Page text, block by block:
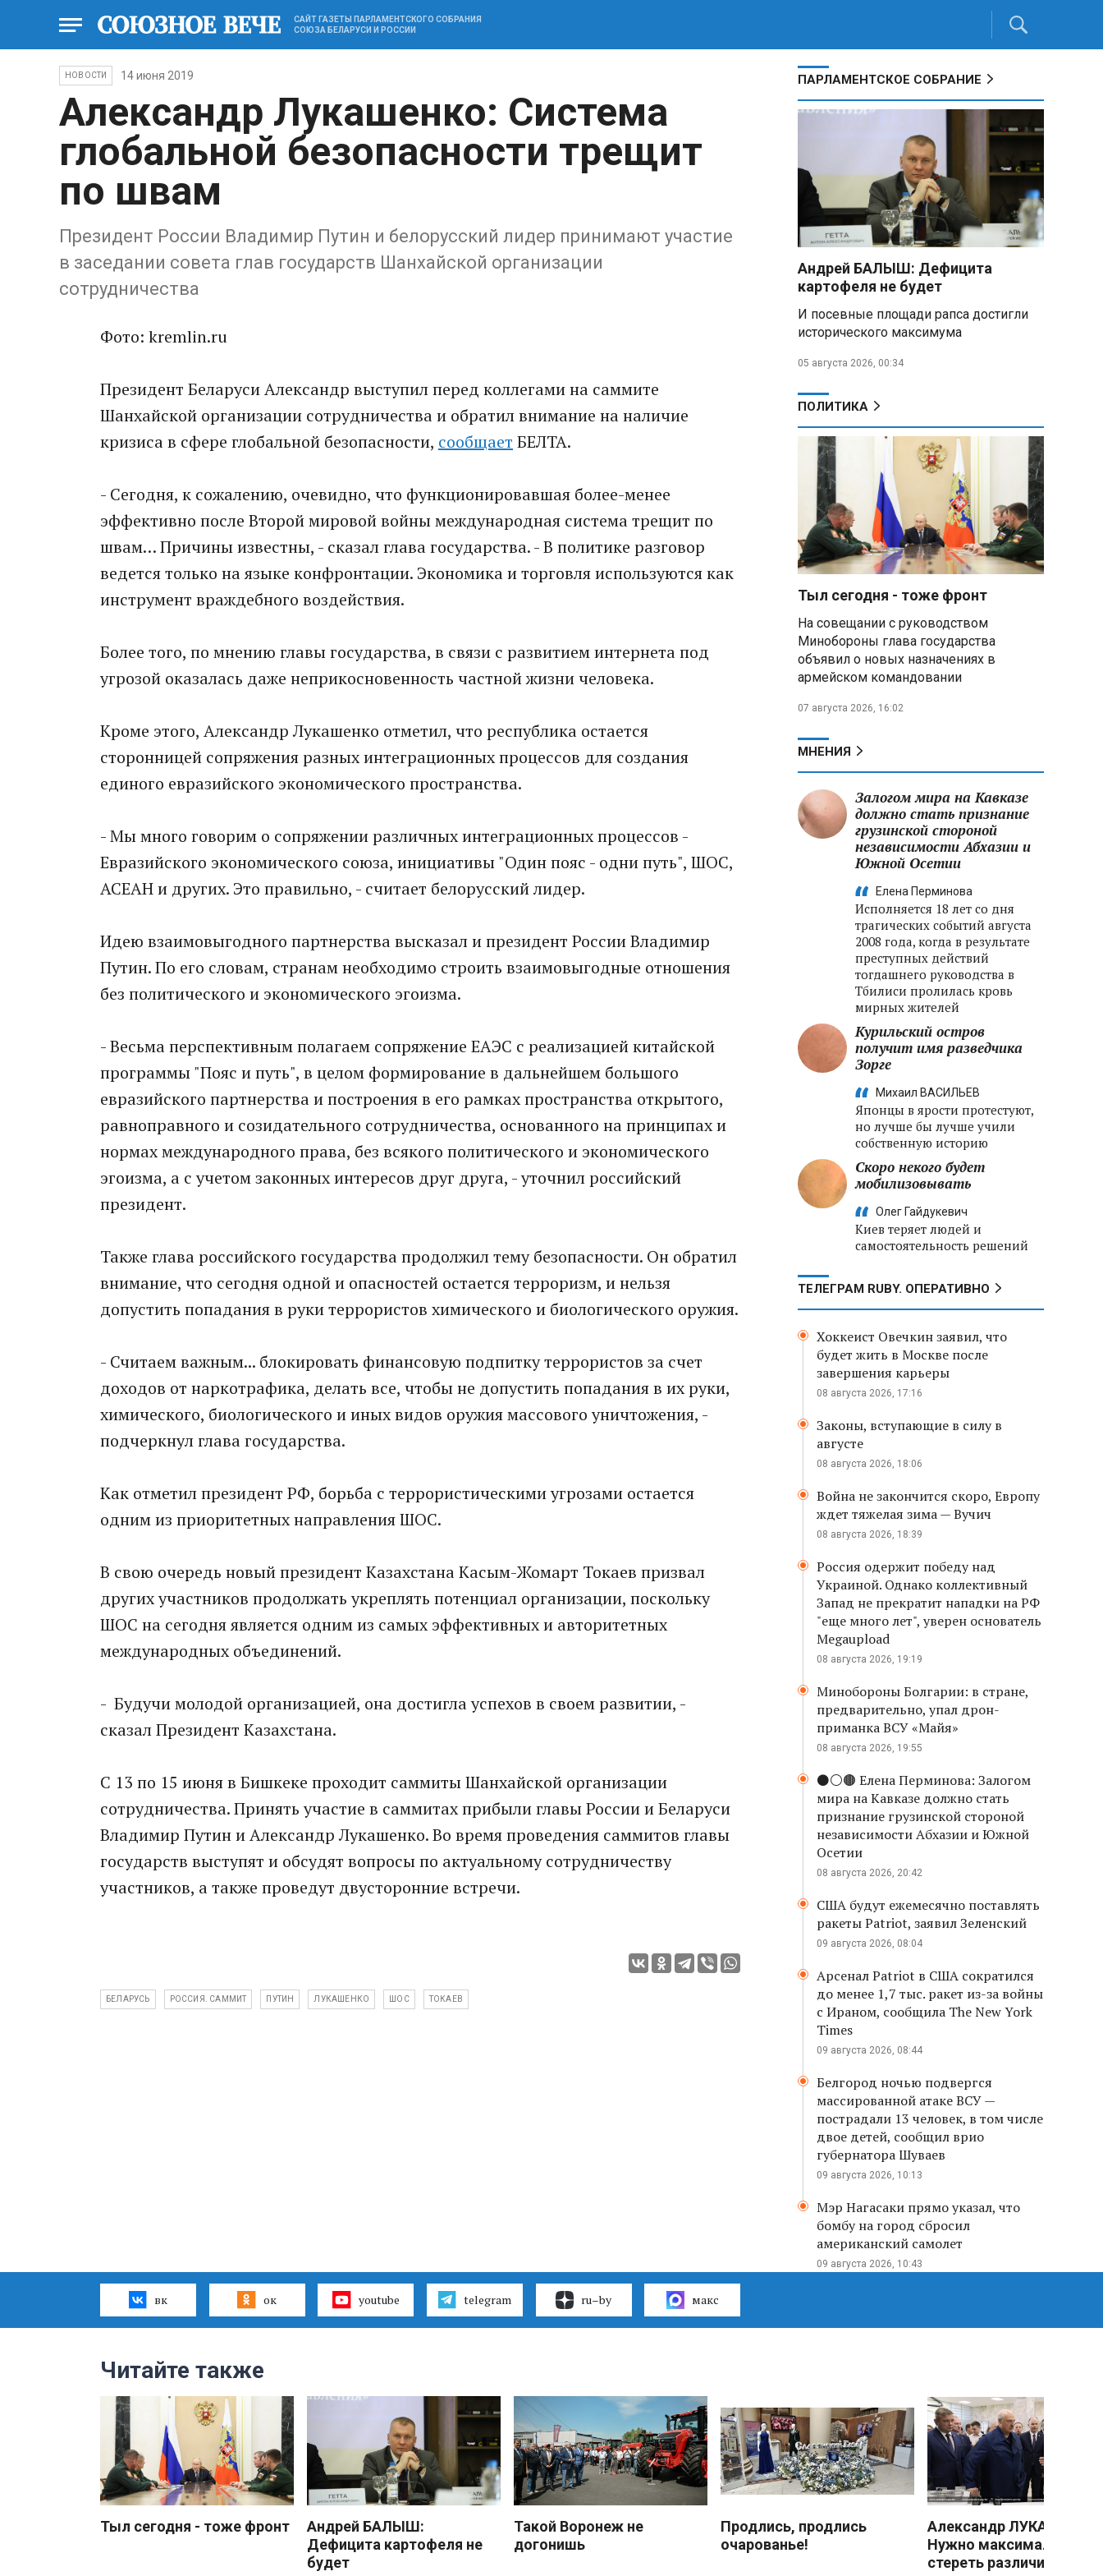
САЙТ ГАЗЕТЫ ПАРЛАМЕНТСКОГО СОБРАНИЯ
СОЮЗА БЕЛАРУСИ И РОССИИ
НОВОСТИ 14 июня 2019
Александр Лукашенко: Система
глобальной безопасности трещит
по швам
Президент России Владимир Путин и белорусский лидер принимают участие
в заседании совета глав государств Шанхайской организации
сотрудничества
Фото: kremlin.ru
Президент Беларуси Александр выступил перед коллегами на саммите
Шанхайской организации сотрудничества и обратил внимание на наличие
кризиса в сфере глобальной безопасности, сообщает БЕЛТА.
- Сегодня, к сожалению, очевидно, что функционировавшая более-менее
эффективно после Второй мировой войны международная система трещит по
швам… Причины известны, - сказал глава государства. - В политике разговор
ведется только на языке конфронтации. Экономика и торговля используются как
инструмент враждебного воздействия.
Более того, по мнению главы государства, в связи с развитием интернета под
угрозой оказалась даже неприкосновенность частной жизни человека.
Кроме этого, Александр Лукашенко отметил, что республика остается
сторонницей сопряжения разных интеграционных процессов для создания
единого евразийского экономического пространства.
- Мы много говорим о сопряжении различных интеграционных процессов -
Евразийского экономического союза, инициативы "Один пояс - одни путь", ШОС,
АСЕАН и других. Это правильно, - считает белорусский лидер.
Идею взаимовыгодного партнерства высказал и президент России Владимир
Путин. По его словам, странам необходимо строить взаимовыгодные отношения
без политического и экономического эгоизма.
- Весьма перспективным полагаем сопряжение ЕАЭС с реализацией китайской
программы "Пояс и путь", в целом формирование в дальнейшем большого
евразийского партнерства и построения в его рамках пространства открытого,
равноправного и созидательного сотрудничества, основанного на принципах и
нормах международного права, без всякого политического и экономического
эгоизма, а с учетом законных интересов друг друга, - уточнил российский
президент.
Также глава российского государства продолжил тему безопасности. Он обратил
внимание, что сегодня одной и опасностей остается терроризм, и нельзя
допустить попадания в руки террористов химического и биологического оружия.
- Считаем важным... блокировать финансовую подпитку террористов за счет
доходов от наркотрафика, делать все, чтобы не допустить попадания в их руки,
химического, биологического и иных видов оружия массового уничтожения, -
подчеркнул глава государства.
Как отметил президент РФ, борьба с террористическими угрозами остается
одним из приоритетных направления ШОС.
В свою очередь новый президент Казахстана Касым-Жомарт Токаев призвал
других участников продолжать укреплять потенциал организации, поскольку
ШОС на сегодня является одним из самых эффективных и авторитетных
международных объединений.
- Будучи молодой организацией, она достигла успехов в своем развитии, -
сказал Президент Казахстана.
С 13 по 15 июня в Бишкеке проходит саммиты Шанхайской организации
сотрудничества. Принять участие в саммитах прибыли главы России и Беларуси
Владимир Путин и Александр Лукашенко. Во время проведения саммитов главы
государств выступят и обсудят вопросы по актуальному сотрудничеству
участников, а также проведут двусторонние встречи.
БЕЛАРУСЬ РОССИЯ. САММИТ ПУТИН ЛУКАШЕНКО ШОС ТОКАЕВ
ПАРЛАМЕНТСКОЕ СОБРАНИЕ
Андрей БАЛЫШ: Дефицита
картофеля не будет
И посевные площади рапса достигли
исторического максимума
05 августа 2026, 00:34
ПОЛИТИКА
Тыл сегодня - тоже фронт
На совещании с руководством
Минобороны глава государства
объявил о новых назначениях в
армейском командовании
07 августа 2026, 16:02
МНЕНИЯ
Залогом мира на Кавказе
должно стать признание
грузинской стороной
независимости Абхазии и
Южной Осетии
Елена Перминова
Исполняется 18 лет со дня
трагических событий августа
2008 года, когда в результате
преступных действий
тогдашнего руководства в
Тбилиси пролилась кровь
мирных жителей
Курильский остров
получит имя разведчика
Зорге
Михаил ВАСИЛЬЕВ
Японцы в ярости протестуют,
но лучше бы лучше учили
собственную историю
Скоро некого будет
мобилизовывать
Олег Гайдукевич
Киев теряет людей и
самостоятельность решений
ТЕЛЕГРАМ RUBY. ОПЕРАТИВНО
Хоккеист Овечкин заявил, что
будет жить в Москве после
завершения карьеры
08 августа 2026, 17:16
Законы, вступающие в силу в
августе
08 августа 2026, 18:06
Война не закончится скоро, Европу
ждет тяжелая зима — Вучич
08 августа 2026, 18:39
Россия одержит победу над
Украиной. Однако коллективный
Запад не прекратит нападки на РФ
"еще много лет", уверен основатель
Megaupload
08 августа 2026, 19:19
Минобороны Болгарии: в стране,
предварительно, упал дрон-
приманка ВСУ «Майя»
08 августа 2026, 19:55
⚫️⚪️🟤 Елена Перминова: Залогом
мира на Кавказе должно стать
признание грузинской стороной
независимости Абхазии и Южной
Осетии
08 августа 2026, 20:42
США будут ежемесячно поставлять
ракеты Patriot, заявил Зеленский
09 августа 2026, 08:04
Арсенал Patriot в США сократился
до менее 1,7 тыс. ракет из-за войны
с Ираном, сообщила The New York
Times
09 августа 2026, 08:44
Белгород ночью подвергся
массированной атаке ВСУ —
пострадали 13 человек, в том числе
двое детей, сообщил врио
губернатора Шуваев
09 августа 2026, 10:13
Мэр Нагасаки прямо указал, что
бомбу на город сбросил
американский самолет
09 августа 2026, 10:43
вк ок youtube telegram ru–by макс
Читайте также
Тыл сегодня - тоже фронт
Андрей БАЛЫШ:
Дефицита картофеля не
будет
Такой Воронеж не
догонишь
Продлись, продлись
очарованье!
Александр
Нужно максимально
стереть различия